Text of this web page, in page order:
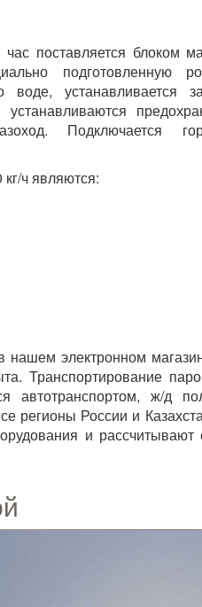
поставляется блоком
подготовленную
воде, устанавливается
Подключается
ч являются:
электронном
Транспортирование
автотранспортом, ж/д
регионы России и
и рассчитывают